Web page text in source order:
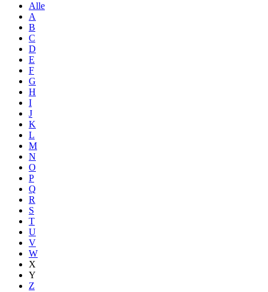
Alle
A
B
C
D
E
F
G
H
I
J
K
L
M
N
O
P
Q
R
S
T
U
V
W
X
Y
Z